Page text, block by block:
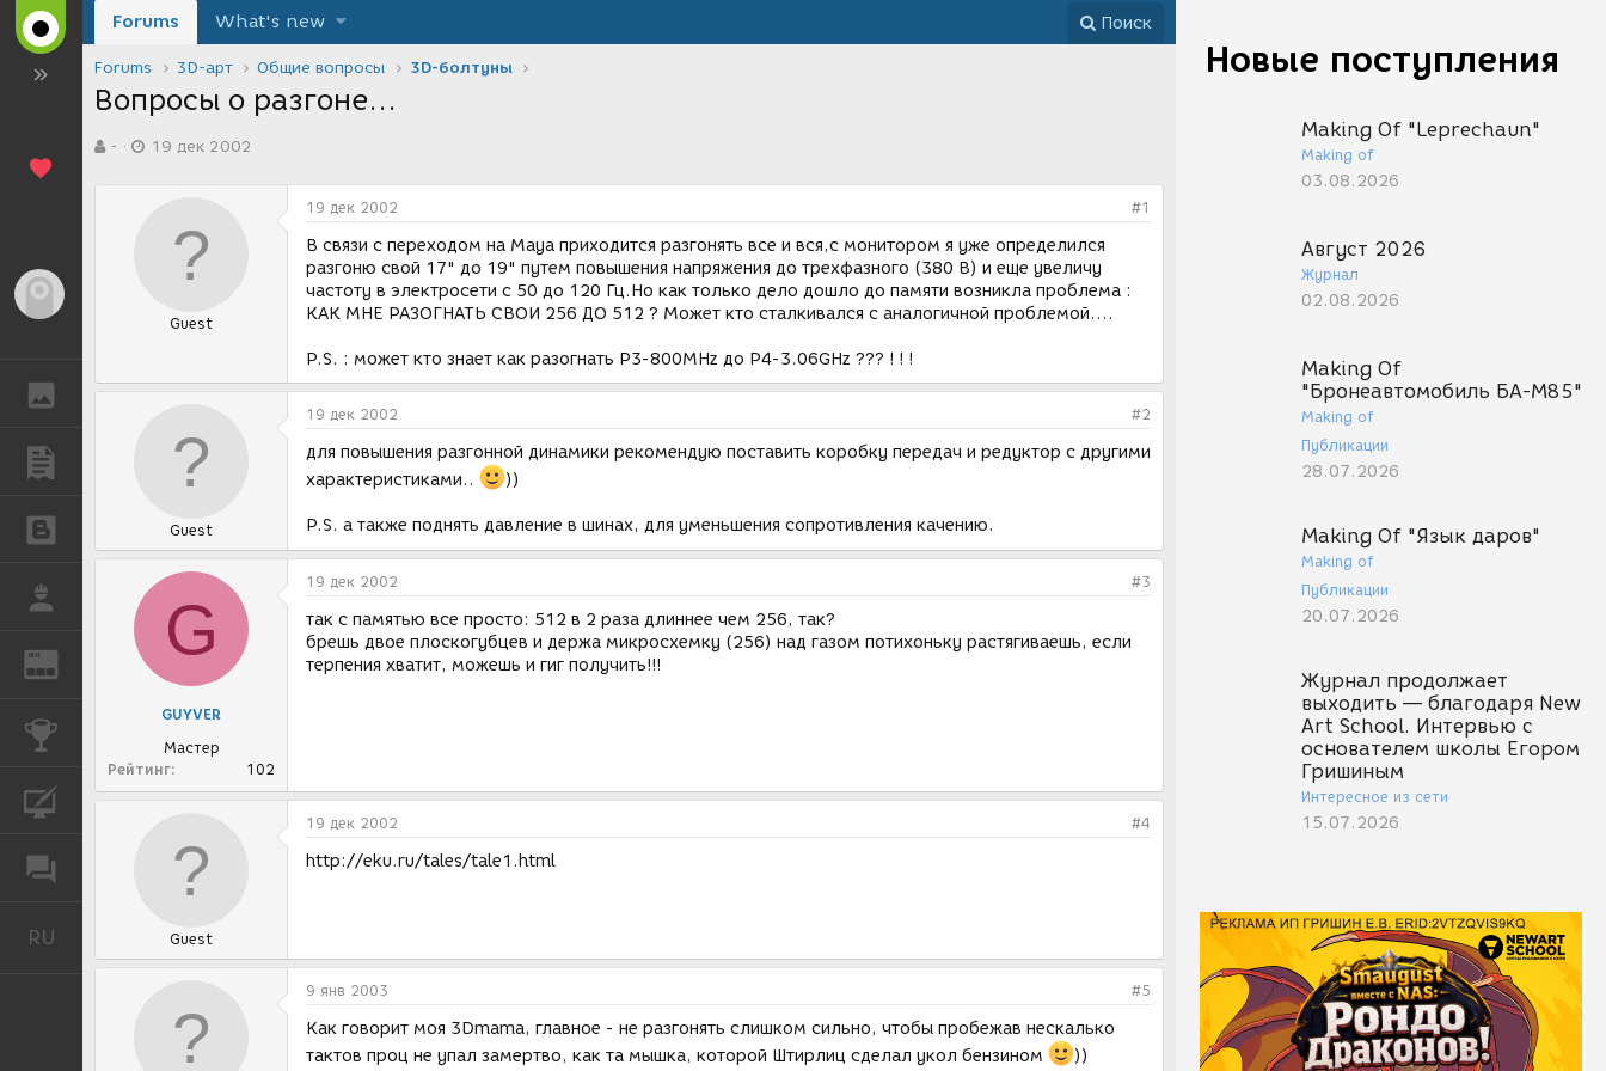
ПУБЛИКАЦИИ
РАБОТА
REN ЖУРНАЛ
КУРСЫ
RU
Новые поступления
Making Of "Leprechaun"
Making of
03.08.2026
Август 2026
Журнал
02.08.2026
Making Of
"Бронеавтомобиль БА-М85"
Making of
Публикации
28.07.2026
Making Of "Язык даров"
Making of
Публикации
20.07.2026
Журнал продолжает
выходить — благодаря New
Art School. Интервью с
основателем школы Егором
Гришиным
Интересное из сети
15.07.2026
Forums What's new Поиск
Forums 3D-арт Общие вопросы 3D-болтуны
Вопросы о разгоне...
в-
а
19 дек 2002
Guest
19 дек 2002 #1
В связи с переходом на Maya приходится разгонять все и вся,с монитором я уже определился
разгоню свой 17" до 19" путем повышения напряжения до трехфазного (380 В) и еще увеличу
частоту в электросети с 50 до 120 Гц.Но как только дело дошло до памяти возникла проблема :
КАК МНЕ РАЗОГНАТЬ СВОИ 256 ДО 512 ? Может кто сталкивался с аналогичной проблемой....
P.S. : может кто знает как разогнать Р3-800MHz до Р4-3.06GHz ??? ! ! !
Guest
19 дек 2002 #2
для повышения разгонной динамики рекомендую поставить коробку передач и редуктор с другими
характеристиками..
))
P.S. а также поднять давление в шинах, для уменьшения сопротивления качению.
G
GUYVER
Мастер
Рейтинг
102
19 дек 2002 #3
так с памятью все просто: 512 в 2 раза длиннее чем 256, так?
брешь двое плоскогубцев и держа микросхемку (256) над газом потихоньку растягиваешь, если
терпения хватит, можешь и гиг получить!!!
Guest
19 дек 2002 #4
http://eku.ru/tales/tale1.html
9 янв 2003 #5
Как говорит моя 3Dmama, главное - не разгонять слишком сильно, чтобы пробежав нескалько
тактов проц не упал замертво, как та мышка, которой Штирлиц сделал укол бензином
))